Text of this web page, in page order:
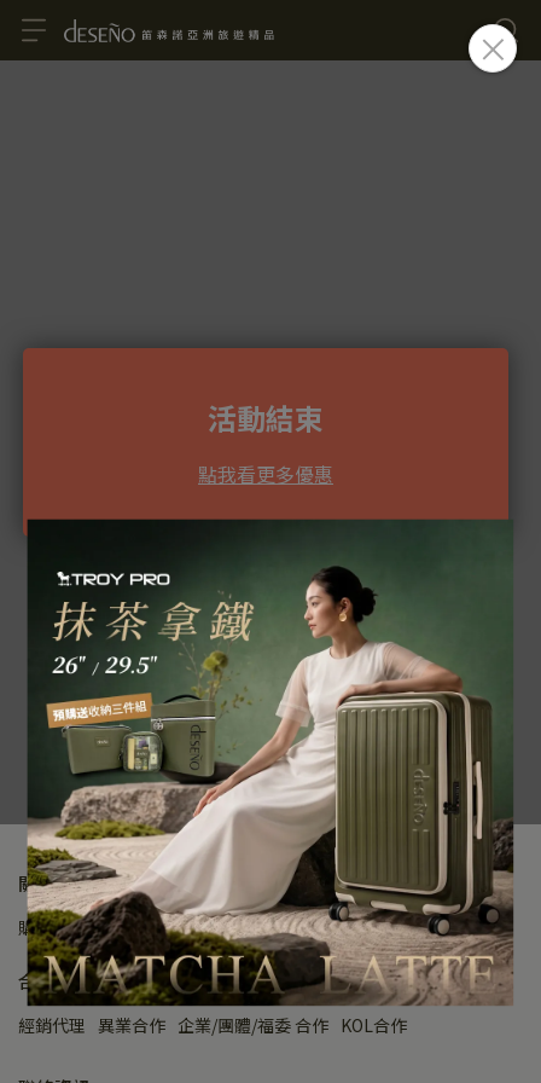
關於Deseno
購物說明 會員條款 隱私政策 反詐騙公告 公司資訊
合作諮詢
經銷代理 異業合作 企業/團體/福委 合作 KOL合作